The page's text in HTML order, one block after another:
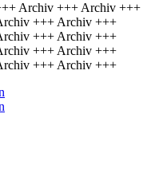
Archiv +++ Archiv +++
+++ Archiv +++
+++ Archiv +++
+++ Archiv +++
+++ Archiv +++